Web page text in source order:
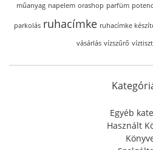
műanyag napelem orashop parfüm
parkolás ruhacímke ruhacímke
vásárlás vízszűrő
Egyéb
Használt